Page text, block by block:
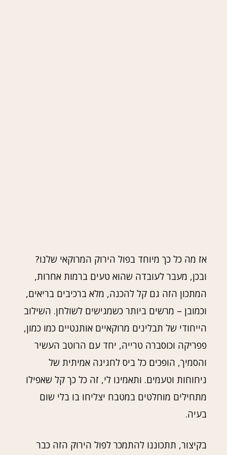
אז מה כל כך מיוחד בפול הירוק המרוקאי שלנו?
ובכן, מעבר לעובדה שהוא טעים ברמות אחרות,
המתכון הזה גם קל להכנה, מלא ברכיבים בריאים,
וכמובן – מרשים ביותר כשמגישים לשולחן. השילוב
הייחודי של תבלינים מרוקאיים אותנטיים כמו כמון,
פפריקה וכוסברה טרייה, יחד עם הרוטב העשיר
והסמיך, הופכים כל ביס לחגיגה אמיתית של
ניחוחות וטעמים. ותאמינו לי, זה כל כך קל שאפילו
מתחילים מוחלטים במטבח יצליחו בו בלי שום
בעיה.
בקיצור, תתכוננו להתמכר לפול הירוק הזה כבר